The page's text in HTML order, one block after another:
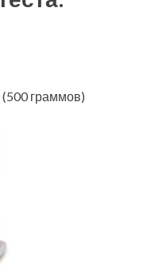
граммов)